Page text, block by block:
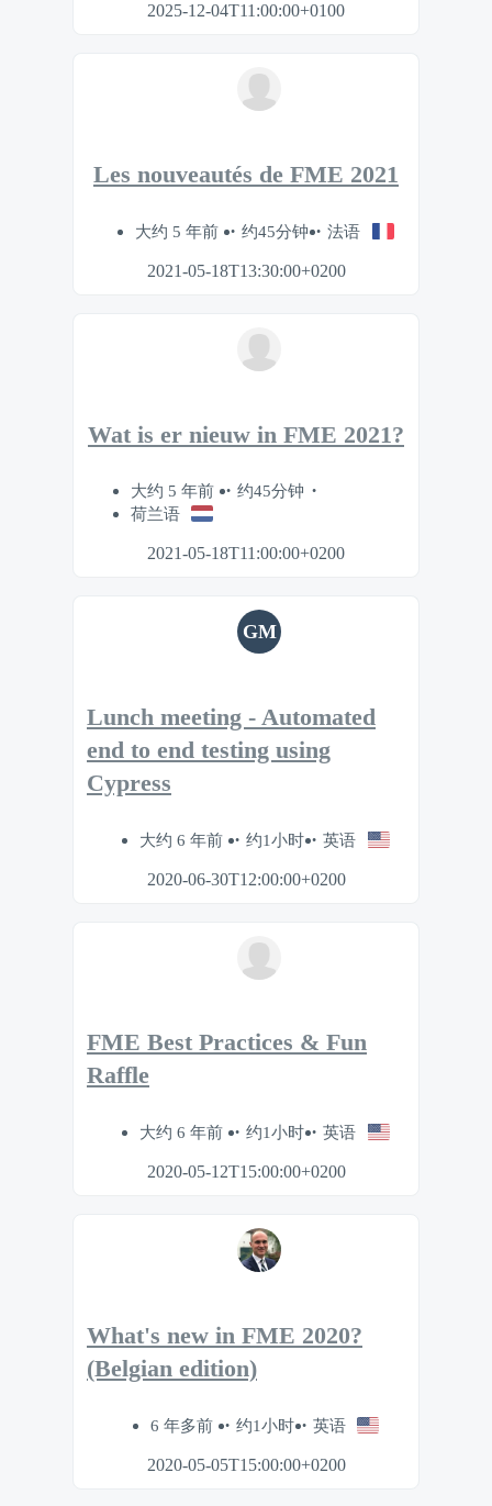
2025-12-04T11:00:00+0100
Les nouveautés de FME 2021
大约 5 年前 约45分钟 法语
2021-05-18T13:30:00+0200
Wat is er nieuw in FME 2021?
大约 5 年前
约45分钟
荷兰语
2021-05-18T11:00:00+0200
GM
Lunch meeting - Automated
end to end testing using
Cypress
大约 6 年前 约1小时 英语
2020-06-30T12:00:00+0200
FME Best Practices & Fun
Raffle
大约 6 年前 约1小时 英语
2020-05-12T15:00:00+0200
What's new in FME 2020?
(Belgian edition)
6 年多前 约1小时 英语
2020-05-05T15:00:00+0200